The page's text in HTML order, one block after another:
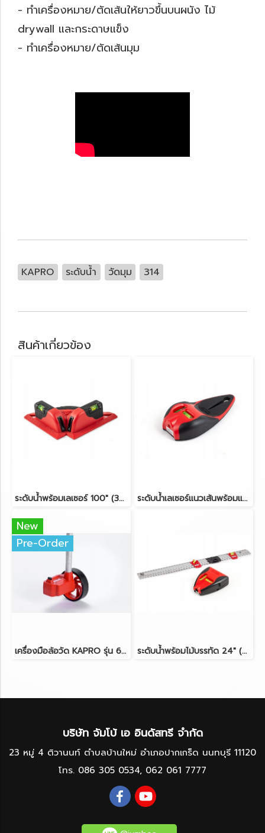
- ทำเครื่องหมาย/ตัดเส้นให้ยาวขึ้นบนผนัง ไม้
drywall และกระดาษแข็ง
- ทำเครื่องหมาย/ตัดเส้นมุม
KAPRO ระดับน้ำ วัดมุม 314
สินค้าเกี่ยวข้อง
ระดับน้ำพร้อมเลเซอร์ 100" (30cm) KAPRO รุ่น 891 Prolaser® ระดับน้ำเลเซอร์แนวเส้นพร้อมแม่เหล็ก KAPRO รุ่น 810 Prolaser®
New
Pre-Order
เครื่องมือล้อวัด KAPRO รุ่น 601 ระดับน้ำพร้อมไม้บรรทัด 24" (60cm) KAPRO รุ่น 814 Prolaser®
บริษัท จัมโบ้ เอ อินดัสทรี จำกัด
23 หมู่ 4 ติวานนท์ ตำบลบ้านใหม่ อำเภอปากเกร็ด นนทบุรี 11120
โทร. 086 305 0534, 062 061 7777